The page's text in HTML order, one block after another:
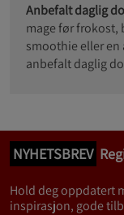
Anbefalt daglig
mage før frokost,
smoothie eller
anbefalt daglig
NYHETSBREV
Hold deg oppdatert
inspirasjon, gode